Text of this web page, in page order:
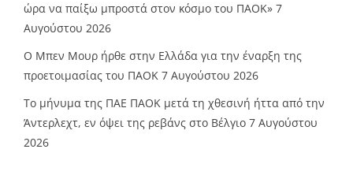
ώρα να παίξω μπροστά στον κόσμο του ΠΑΟΚ» 7
Αυγούστου 2026
O Mπεν Μουρ ήρθε στην Ελλάδα για την έναρξη της
προετοιμασίας του ΠΑΟΚ 7 Αυγούστου 2026
Το μήνυμα της ΠΑΕ ΠΑΟΚ μετά τη χθεσινή ήττα από την
Άντερλεχτ, εν όψει της ρεβάνς στο Βέλγιο 7 Αυγούστου
2026